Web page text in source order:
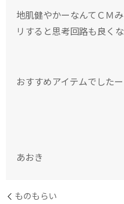
地肌健やかーなんてＣＭ
リすると思考回路も良く
おすすめアイテムでしたー
あおき
ものもらい